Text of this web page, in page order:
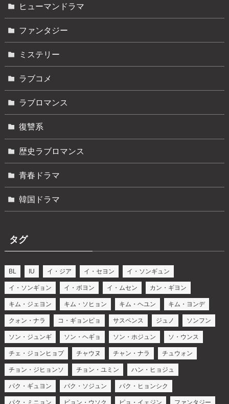
ヒューマンドラマ
ファンタジー
ミステリー
ラブコメ
ラブロマンス
復讐系
歴史ラブロマンス
青春ドラマ
韓国ドラマ
タグ
BL IU イ・ジア イ・セヨン イ・ソンギュン
イ・ソンギョン イ・ボヨン イ・ムセン カン・ギヨン
キム・ジェヨン キム・ソヒョン キム・ヘユン キム・ヨンデ
クォン・ナラ コ・ギョンピョ サスペンス ジュノ ソンフン
ソン・ジュンギ ソン・ヘギョ ソン・ホジュン ソ・ウンス
チェ・ジョンヒョプ チャウヌ チャン・ナラ チュウォン
チョン・ジヒョンソ チョン・ユミン ハン・ヒョジュ
パク・ギュヨン パク・ソジュン パク・ヒョンシク
パク・ミニョン ビョン・ウソク ピョ・イェジン ファンタジー